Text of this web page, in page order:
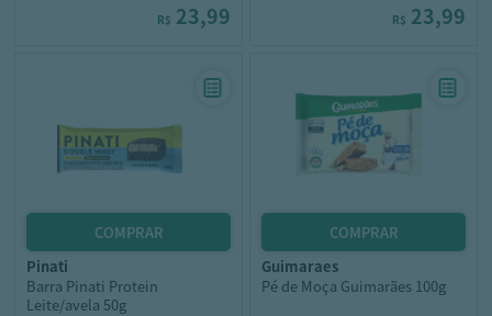
R$ 23,99 R$ 23,99
pinati
Barra Pinati Protein
Leite/avela 50g
guimaraes
Pé de Moça Guimarães 100g